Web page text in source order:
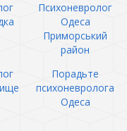
Психоневролог
Одеса
Приморський
район
Порадьте
психоневролога
Одеса